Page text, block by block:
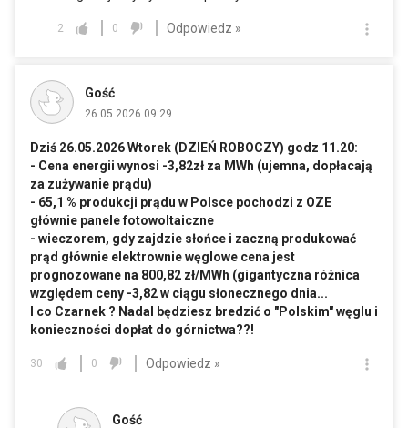
2 0 Odpowiedz »
Gość
26.05.2026 09:29
Dziś 26.05.2026 Wtorek (DZIEŃ ROBOCZY) godz 11.20:
- Cena energii wynosi -3,82zł za MWh (ujemna, dopłacają
za zużywanie prądu)
- 65,1 % produkcji prądu w Polsce pochodzi z OZE
głównie panele fotowoltaiczne
- wieczorem, gdy zajdzie słońce i zaczną produkować
prąd głównie elektrownie węglowe cena jest
prognozowane na 800,82 zł/MWh (gigantyczna różnica
względem ceny -3,82 w ciągu słonecznego dnia...
I co Czarnek ? Nadal będziesz bredzić o "Polskim" węglu i
konieczności dopłat do górnictwa??!
30 0 Odpowiedz »
Gość